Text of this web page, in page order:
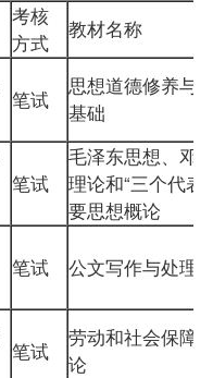
考核
方式
教材名称
笔试
思想道德修养与
基础
笔试
毛泽东思想、邓
理论和“三个代表
要思想概论
笔试 公文写作与处理
笔试
劳动和社会保障
论